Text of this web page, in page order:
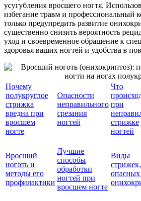
усугубления вросшего ногтя.
избегание травм и профессиональный
только предупредить развитие
существенно снизить вероятность
уход и своевременное обращение к
здоровья ваших ногтей и удобства в
Почему
полукруглое
стрижка
вредна при
вросшем
ногте
Опасности
неправильного
срезания
ногтей
Что
при
стрижке
ногтей
Вросший
ноготь и
методы его
профилактики
Лучшие
способы
обработки
ногтей при
вросшем ногте
Виды
стрижек,